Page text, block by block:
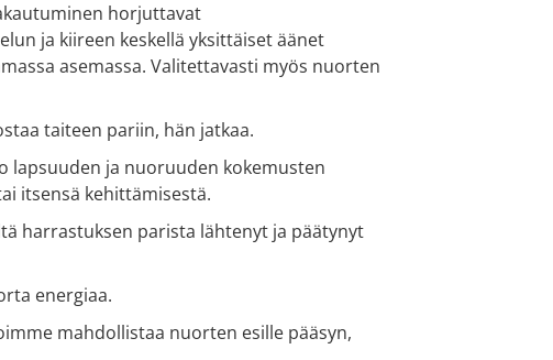
horjuttavat
ja kiireen keskellä yksittäiset äänet
asemassa. Valitettavasti myös nuorten
taiteen pariin, hän jatkaa.
lapsuuden ja nuoruuden kokemusten
itsensä kehittämisestä.
harrastuksen parista lähtenyt ja päätynyt
energiaa.
mahdollistaa nuorten esille pääsyn,